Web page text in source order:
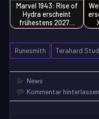
Marvel 1943: Rise of
Hydra erscheint
frühestens 2027…
Runesmith Terahard
News
Kommentar hinterlassen